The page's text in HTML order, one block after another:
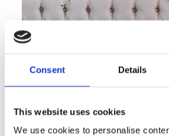
Consent Details
This website uses cookies
We use cookies to personalise